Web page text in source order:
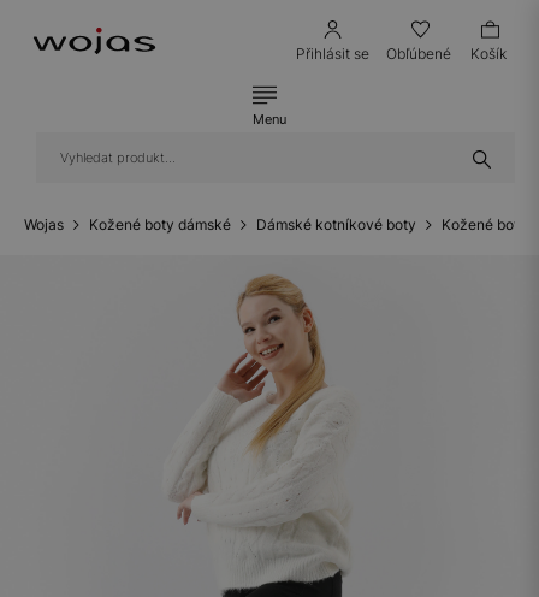
Přihlásit se Obľúbené Košík
Menu
Wojas Kožené boty dámské Dámské kotníkové boty Kožené boty